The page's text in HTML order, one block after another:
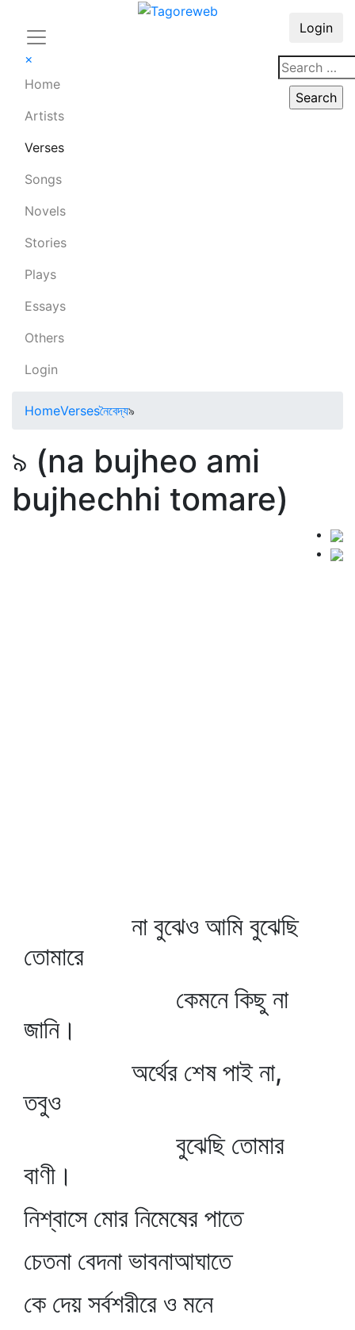
×
Home
Artists
Verses
Songs
Novels
Stories
Plays
Essays
Others
Login
Login
HomeVersesনৈবেদ্য৯
৯ (na bujheo ami
bujhechhi tomare)
না বুঝেও আমি বুঝেছি
তোমারে
কেমনে কিছু না
জানি।
অর্থের শেষ পাই না,
তবুও
বুঝেছি তোমার
বাণী।
নিশ্বাসে মোর নিমেষের পাতে
চেতনা বেদনা ভাবনাআঘাতে
কে দেয় সর্বশরীরে ও মনে